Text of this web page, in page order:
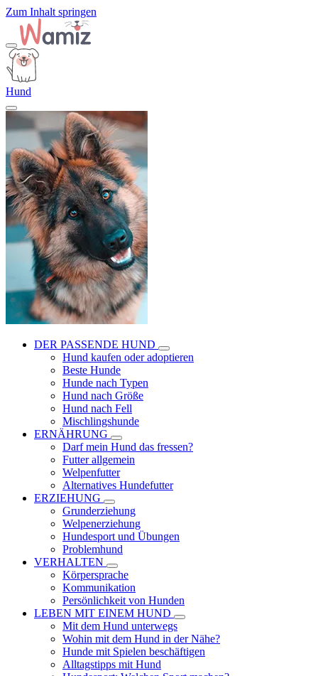
Zum Inhalt springen
Hund
DER PASSENDE HUND
Hund kaufen oder adoptieren
Beste Hunde
Hunde nach Typen
Hund nach Größe
Hund nach Fell
Mischlingshunde
ERNÄHRUNG
Darf mein Hund das fressen?
Futter allgemein
Welpenfutter
Alternatives Hundefutter
ERZIEHUNG
Grunderziehung
Welpenerziehung
Hundesport und Übungen
Problemhund
VERHALTEN
Körpersprache
Kommunikation
Persönlichkeit von Hunden
LEBEN MIT EINEM HUND
Mit dem Hund unterwegs
Wohin mit dem Hund in der Nähe?
Hunde mit Spielen beschäftigen
Alltagstipps mit Hund